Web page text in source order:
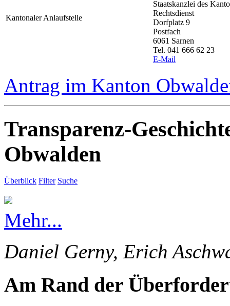
Kantonaler Anlaufstelle
Staatskanzlei des
Rechtsdienst
Dorfplatz 9
Postfach
6061 Sarnen
Tel. 041 666 62 23
E-Mail
Antrag im Kanton
Transparenz-
Obwalden
Überblick Filter Suche
Mehr...
Daniel Gerny, Erich
Am Rand der